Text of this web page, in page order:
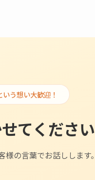
いう想い大歓迎！
てくださ
様の言葉でお話しします